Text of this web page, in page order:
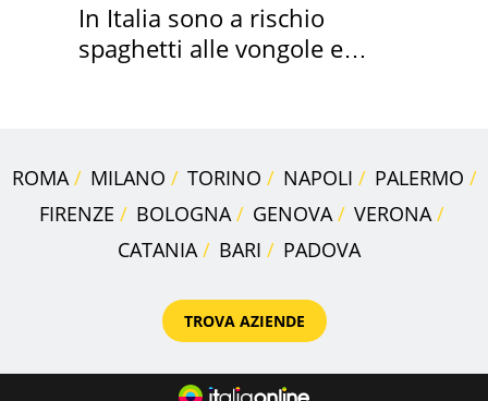
In Italia sono a rischio
spaghetti alle vongole e
ROMA MILANO TORINO NAPOLI
PALERMO
FIRENZE
BOLOGNA GENOVA
VERONA
CATANIA
BARI PADOVA
TROVA AZIENDE